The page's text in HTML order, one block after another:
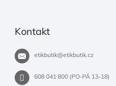
Kontakt
etikbutik@etikbutik.cz
608 041 800 (PO-PÁ 13-18)